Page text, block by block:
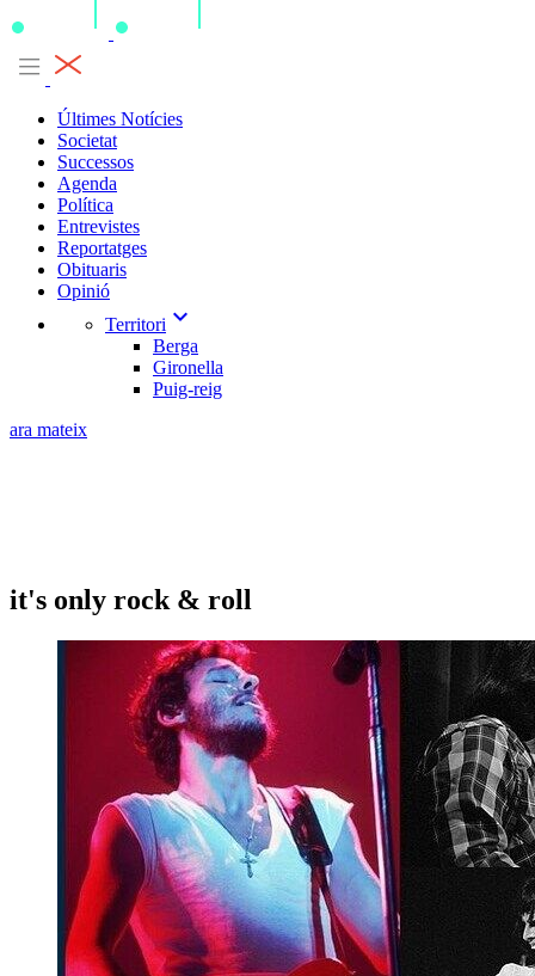
Últimes Notícies
Societat
Successos
Agenda
Política
Entrevistes
Reportatges
Obituaris
Opinió
Territori expand_more
Berga
Gironella
Puig-reig
ara mateix
it's only rock & roll